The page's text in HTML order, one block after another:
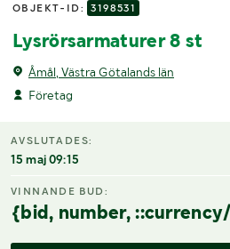
OBJEKT-ID: 3198531
Lysrörsarmaturer 8 st
Åmål, Västra Götalands län
Företag
AVSLUTADES:
15 maj 09:15
VINNANDE BUD:
{bid, number,